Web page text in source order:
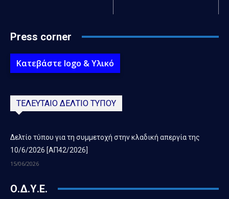
Press corner
Κατεβάστε logo & Υλικό
ΤΕΛΕΥΤΑΙΟ ΔΕΛΤΙΟ ΤΥΠΟΥ
Δελτίο τύπου για τη συμμετοχή στην κλαδική απεργία της
10/6/2026 [ΑΠ42/2026]
15/06/2026
Ο.Δ.Υ.Ε.